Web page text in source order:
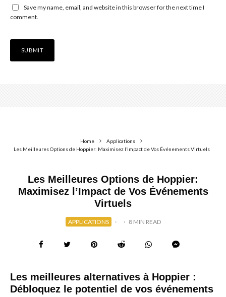
Save my name, email, and website in this browser for the next time I
comment.
Home
Applications
Les Meilleures Options de Hoppier: Maximisez l’Impact de Vos Événements Virtuels
Les Meilleures Options de Hoppier:
Maximisez l’Impact de Vos Événements
Virtuels
APPLICATIONS · · 8 MIN READ
Les meilleures alternatives à Hoppier :
Débloquez le potentiel de vos événements